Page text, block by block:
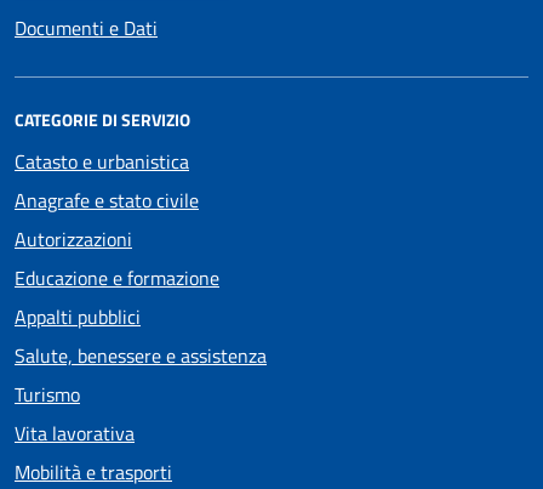
Documenti e Dati
CATEGORIE DI SERVIZIO
Catasto e urbanistica
Anagrafe e stato civile
Autorizzazioni
Educazione e formazione
Appalti pubblici
Salute, benessere e assistenza
Turismo
Vita lavorativa
Mobilità e trasporti